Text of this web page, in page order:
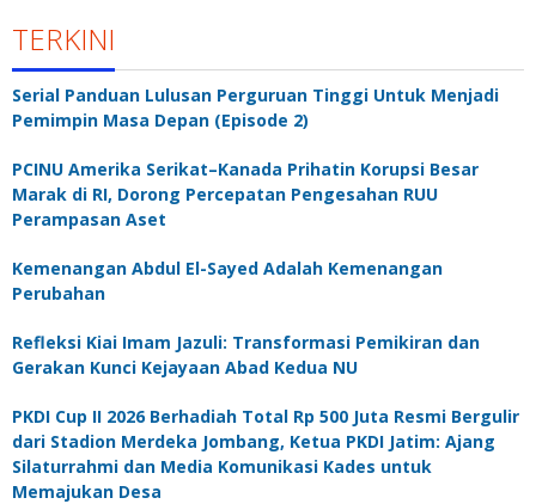
TERKINI
Serial Panduan Lulusan Perguruan Tinggi Untuk Menjadi
Pemimpin Masa Depan (Episode 2)
PCINU Amerika Serikat–Kanada Prihatin Korupsi Besar
Marak di RI, Dorong Percepatan Pengesahan RUU
Perampasan Aset
Kemenangan Abdul El-Sayed Adalah Kemenangan
Perubahan
Refleksi Kiai Imam Jazuli: Transformasi Pemikiran dan
Gerakan Kunci Kejayaan Abad Kedua NU
PKDI Cup II 2026 Berhadiah Total Rp 500 Juta Resmi Bergulir
dari Stadion Merdeka Jombang, Ketua PKDI Jatim: Ajang
Silaturrahmi dan Media Komunikasi Kades untuk
Memajukan Desa